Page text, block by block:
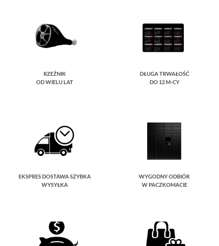
RZEŹNIK
OD WIELU LAT
DŁUGA TRWAŁOŚĆ
DO 12 M-CY
EKSPRES DOSTAWA SZYBKA
WYSYŁKA
WYGODNY ODBIÓR
W PACZKOMACIE